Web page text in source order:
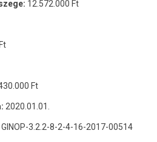
12.572.000 Ft
Ft
2020.01.01.
GINOP-3.2.2-8-2-4-16-2017-00514